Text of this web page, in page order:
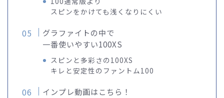
スピンをかけても浅くなりにくい
グラファイトの中で
一番使いやすい100XS
スピンと多彩さの100XS
キレと安定性のファントム100
インプレ動画はこちら！